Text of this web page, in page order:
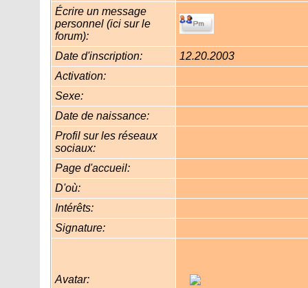
Écrire un message
personnel (ici sur le
forum):
Date d'inscription:
12.20.2003
Activation:
Sexe:
Date de naissance:
Profil sur les réseaux
sociaux:
Page d'accueil:
D'où:
Intérêts:
Signature:
Avatar: